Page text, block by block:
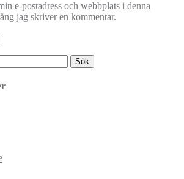
e-postadress och webbplats i denna
jag skriver en kommentar.